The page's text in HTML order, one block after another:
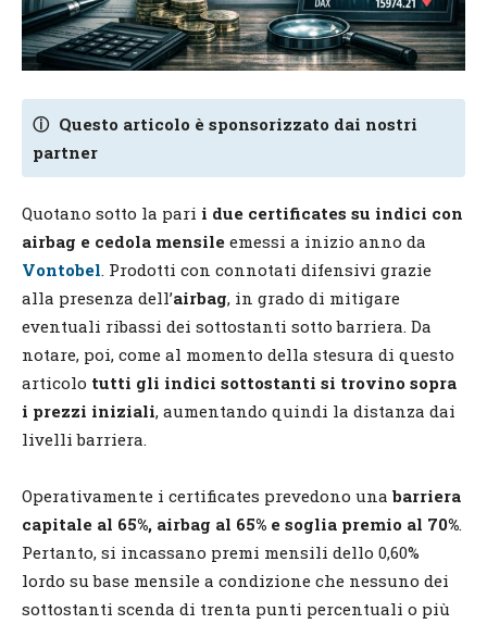
ⓘ Questo articolo è sponsorizzato dai nostri
partner
Quotano sotto la pari i due certificates su indici con
airbag e cedola mensile emessi a inizio anno da
Vontobel. Prodotti con connotati difensivi grazie
alla presenza dell’airbag, in grado di mitigare
eventuali ribassi dei sottostanti sotto barriera. Da
notare, poi, come al momento della stesura di questo
articolo tutti gli indici sottostanti si trovino sopra
i prezzi iniziali, aumentando quindi la distanza dai
livelli barriera.
Operativamente i certificates prevedono unabarriera
capitale al 65%, airbag al 65% e soglia premio al 70%.
Pertanto, si incassano premi mensili dello 0,60%
lordo su base mensile a condizione che nessuno dei
sottostanti scenda di trenta punti percentuali o più